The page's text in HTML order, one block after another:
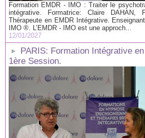
Formation EMDR - IMO : Traiter le
intégrative. Formatrice: Claire DAHAN,
Thérapeute en EMDR Intégrative.
IMO ®. L’EMDR - IMO est une approch...
12/01/2027
PARIS: Formation Intégrative
1ère Session.